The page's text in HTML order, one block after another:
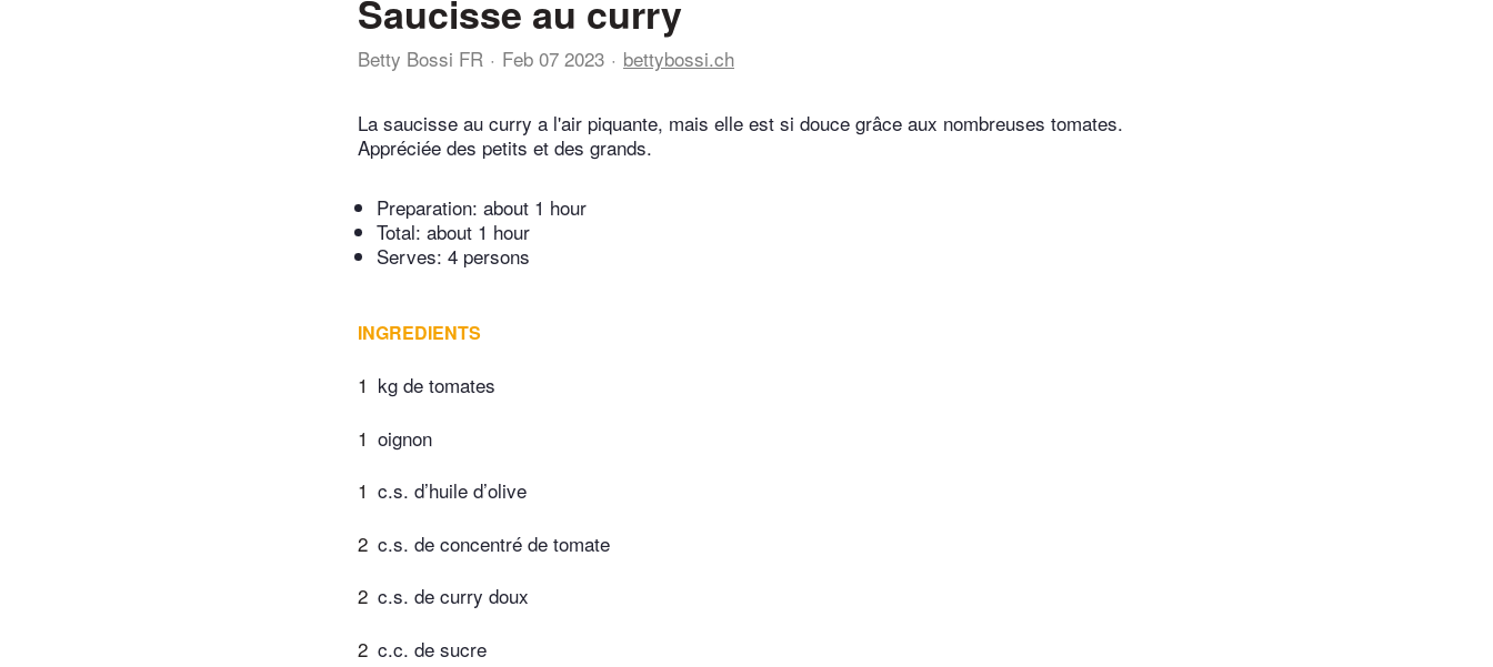
Saucisse au curry
Betty Bossi FR Feb 07 2023 bettybossi.ch
La saucisse au curry a l'air piquante, mais elle est si douce grâce aux nombreuses tomates.
Appréciée des petits et des grands.
Preparation: about 1 hour
Total: about 1 hour
Serves: 4 persons
INGREDIENTS
1 kg de tomates
1 oignon
1 c.s. d’huile d’olive
2 c.s. de concentré de tomate
2 c.s. de curry doux
2 c.c. de sucre